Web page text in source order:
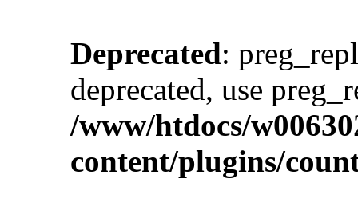
Deprecated:
deprecated, use
/www/htdocs/
content/plugins/